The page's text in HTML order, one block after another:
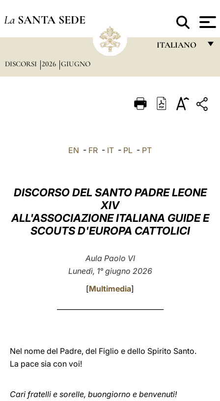
La SANTA SEDE
ITALIANO
ITALIANO
العربيّة
中文
LATINE
DISCORSI 2026 GIUGNO
EN - FR - IT - PL - PT
DISCORSO DEL SANTO PADRE LEONE
XIV
ALL'ASSOCIAZIONE ITALIANA GUIDE E
SCOUTS D'EUROPA CATTOLICI
Aula Paolo VI
Lunedì, 1° giugno 2026
[Multimedia]
Nel nome del Padre, del Figlio e dello Spirito Santo.
La pace sia con voi!
Cari fratelli e sorelle, buongiorno e benvenuti!